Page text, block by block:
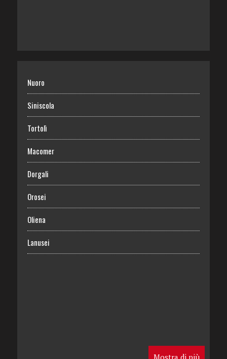
Nuoro
Siniscola
Tortolì
Macomer
Dorgali
Orosei
Oliena
Lanusei
Mostra di più